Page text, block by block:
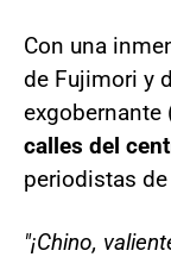
Con una
de Fujimori y
exgobernante
calles del
periodistas de
"¡Chino,